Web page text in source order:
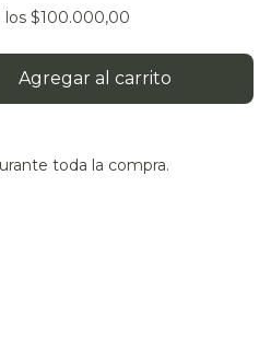
los $100.000,00
toda la compra.